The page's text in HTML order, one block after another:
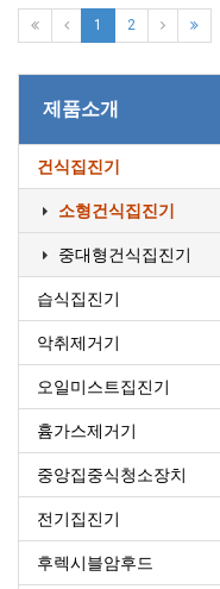
1 2
제품소개
건식집진기
소형건식집진기
중대형건식집진기
습식집진기
악취제거기
오일미스트집진기
흄가스제거기
중앙집중식청소장치
전기집진기
후렉시블암후드